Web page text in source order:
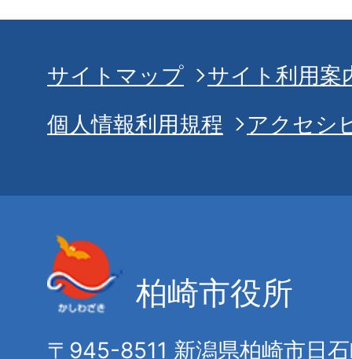
サイトマップ
サイト利用案
個人情報利用規程
アクセシ
柏崎市役所
〒945-8511 新潟県柏崎市日